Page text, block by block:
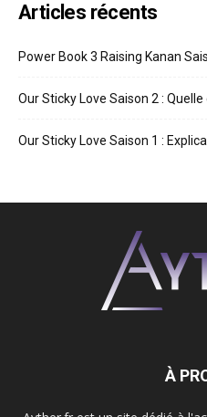
Articles récents
Power Book 3 Raising Kanan
Our Sticky Love Saison 2 :
Our Sticky Love Saison 1 :
À